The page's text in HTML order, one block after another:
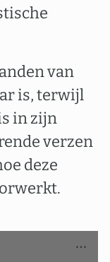
van
is, terwijl
in zijn
verzen
deze